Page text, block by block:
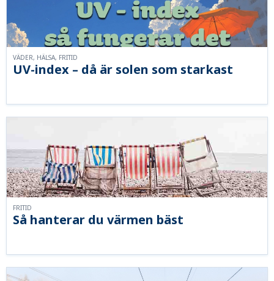
UV-index – då är solen som starkast
VÄDER, HÄLSA, FRITID
Så hanterar du värmen bäst
FRITID